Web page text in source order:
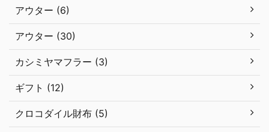
アウター (6)
アウター (30)
カシミヤマフラー (3)
ギフト (12)
クロコダイル財布 (5)